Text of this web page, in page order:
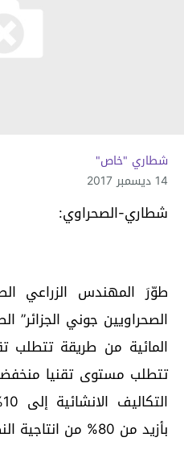
شطاري "خاص"
14 ديسمبر 2017
شطاري-الصحراوي:
طوّرَ المهندس الزراعي
الصحراويين جوني الجزائر”
المائية من طريقة تتطلب
تتطلب مستوى تقنيا
بأزيد من 80% من انتاجية النظم ذات التقنية العالية.